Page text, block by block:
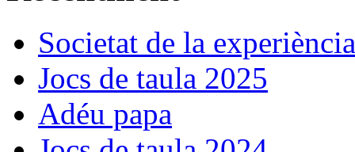
Societat de la experiència
Jocs de taula 2025
Adéu papa